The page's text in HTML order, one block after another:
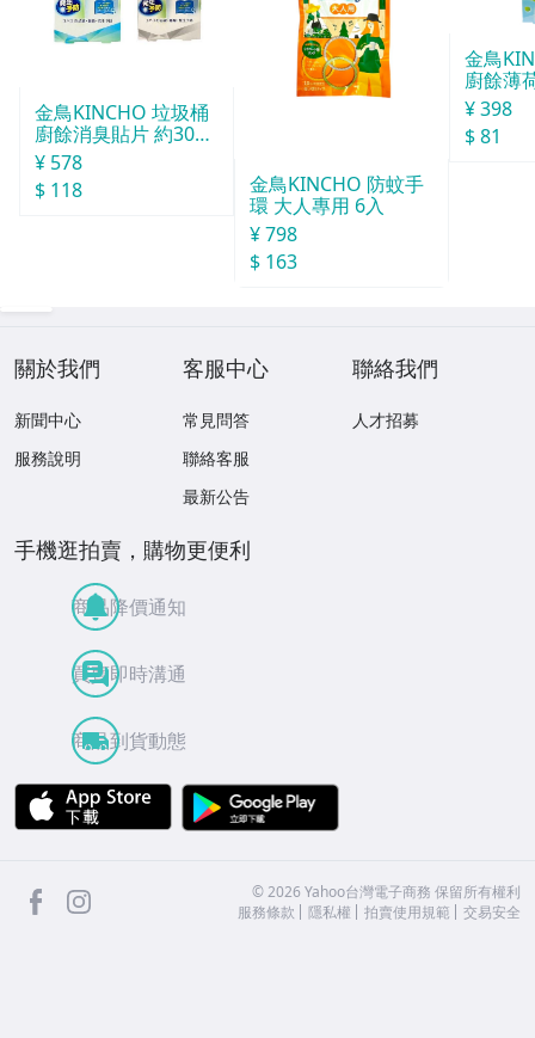
金鳥KINCHO 垃圾桶
廚餘消臭貼片 約30天
分
¥ 578
$ 118
金鳥KINCHO 防蚊手
環 大人專用 6入
¥ 798
$ 163
金鳥
廚餘薄
30天分
¥ 398
$ 81
關於我們
新聞中心
服務說明
客服中心
常見問答
聯絡客服
最新公告
聯絡我們
人才招募
手機逛拍賣，購物更便利
商品降價通知
買賣即時溝通
商品到貨動態
APP Store
facebook ©2026 Yahoo台灣電子商務 保留所有權利
服務條款
隱私權 拍賣使用規範 交易安全